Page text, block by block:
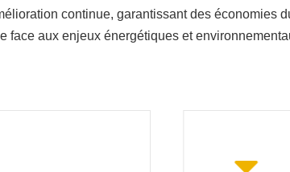
continue, garantissant des économies
face aux enjeux énergétiques et